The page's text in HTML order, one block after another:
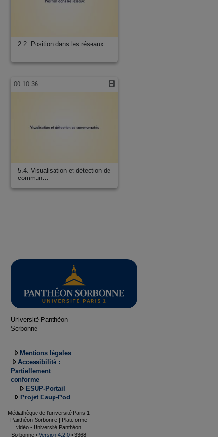
2.2. Position dans les réseaux
00:10:36
5.4. Visualisation et détection de
commun…
Université Panthéon
Sorbonne
Mentions légales
Accessibilité :
Partiellement
conforme
ESUP-Portail
Projet Esup-Pod
Médiathèque de l'université Paris 1
Panthéon-Sorbonne | Plateforme
vidéo - Université Panthéon
Sorbonne • Version 4.2.0 • 3368